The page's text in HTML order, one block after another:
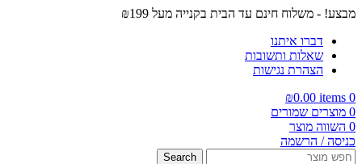
מבצע! - משלוח חינם עד הבית בקנייה מעל ₪199
דברו איתנו
שאלות ותשובות
הצהרת נגישות
0
items
₪0.00
0 מוצרים שמורים
0 השווה מוצר
כניסה / הרשמה
Search